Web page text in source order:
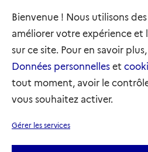
Bienvenue ! Nous utilisons
améliorer votre expérience et
sur ce site. Pour en savoir
Données personnelles et
tout moment, avoir le
vous souhaitez activer.
Gérer les services
elysee.fr
info.gouv.fr
refugies.info
Mentions légales